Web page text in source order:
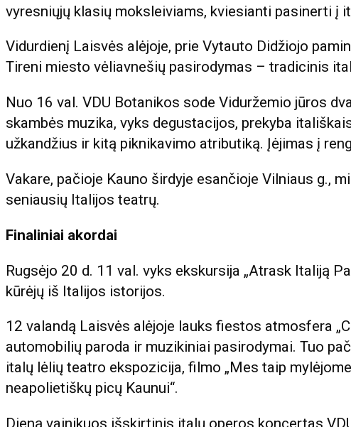
vyresniųjų klasių moksleiviams, kviesianti pasinerti į
Vidurdienį Laisvės alėjoje, prie Vytauto Didžiojo
Tireni miesto vėliavnešių pasirodymas – tradicinis
Nuo 16 val. VDU Botanikos sode Viduržemio jūros
skambės muzika, vyks degustacijos, prekyba
užkandžius ir kitą piknikavimo atributiką. Įėjimas į
Vakare, pačioje Kauno širdyje esančioje Vilniaus g.,
seniausių Italijos teatrų.
Finaliniai akordai
Rugsėjo 20 d. 11 val. vyks ekskursija „Atrask Italiją
kūrėjų iš Italijos istorijos.
12 valandą Laisvės alėjoje lauks fiestos atmosfera
automobilių paroda ir muzikiniai pasirodymai. Tuo
italų lėlių teatro ekspozicija, filmo „Mes taip
neapolietiškų picų Kaunui“.